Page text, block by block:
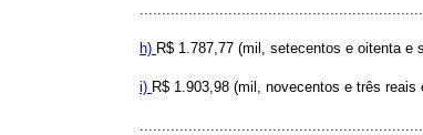
h) R$ 1.787,77 (mil, setecentos e oitenta e
i) R$ 1.903,98 (mil, novecentos e três